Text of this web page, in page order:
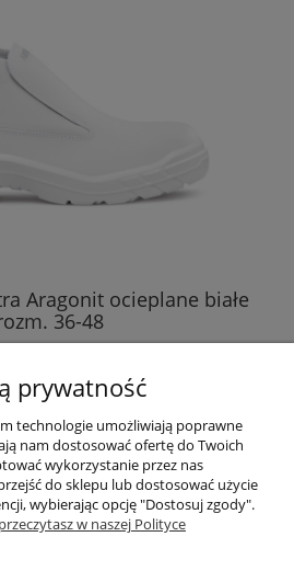
Aragonit ocieplane białe
36-48
279,00 zł
do koszyka
Pomoc
prywatność
technologie umożliwiają poprawne
nam dostosować ofertę do Twoich
wykorzystanie przez nas
do sklepu lub dostosować użycie
wybierając opcję "Dostosuj zgody".
w naszej Polityce